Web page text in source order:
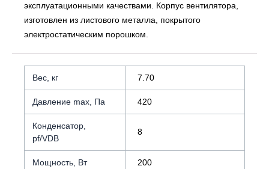
эксплуатационными качествами. Корпус вентилятора,
изготовлен из листового металла, покрытого
электростатическим порошком.
Вес, кг 7.70
Давление max, Па 420
Конденсатор,
pf/VDB
8
Мощность, Вт 200